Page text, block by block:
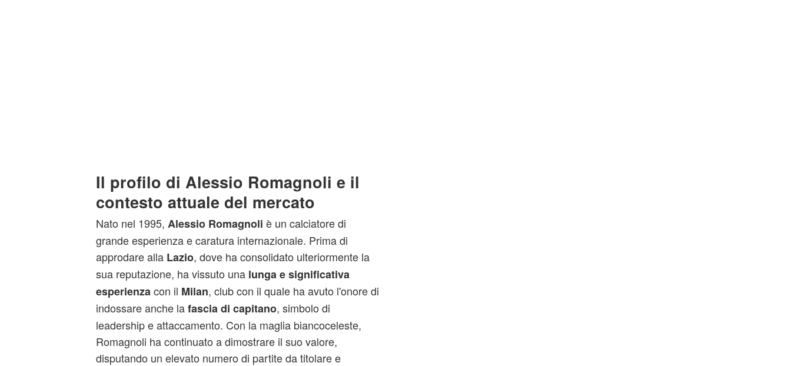
Il profilo di Alessio Romagnoli e il
contesto attuale del mercato
Nato nel 1995, Alessio Romagnoli è un calciatore di
grande esperienza e caratura internazionale. Prima di
approdare alla Lazio, dove ha consolidato ulteriormente la
sua reputazione, ha vissuto una lunga e significativa
esperienza con il Milan, club con il quale ha avuto l'onore di
indossare anche lafascia di capitano, simbolo di
leadership e attaccamento. Con la maglia biancoceleste,
Romagnoli ha continuato a dimostrare il suo valore,
disputando un elevato numero di partite da titolare e